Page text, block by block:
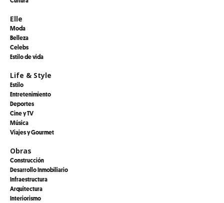
Elle
Moda
Belleza
Celebs
Estilo de vida
Life & Style
Estilo
Entretenimiento
Deportes
Cine y TV
Música
Viajes y Gourmet
Obras
Construcción
Desarrollo Inmobiliario
Infraestructura
Arquitectura
Interiorismo